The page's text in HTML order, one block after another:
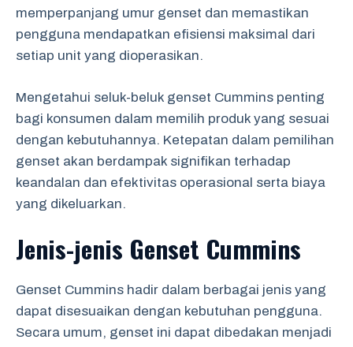
memperpanjang umur genset dan memastikan
pengguna mendapatkan efisiensi maksimal dari
setiap unit yang dioperasikan.
Mengetahui seluk-beluk genset Cummins penting
bagi konsumen dalam memilih produk yang sesuai
dengan kebutuhannya. Ketepatan dalam pemilihan
genset akan berdampak signifikan terhadap
keandalan dan efektivitas operasional serta biaya
yang dikeluarkan.
Jenis-jenis Genset Cummins
Genset Cummins hadir dalam berbagai jenis yang
dapat disesuaikan dengan kebutuhan pengguna.
Secara umum, genset ini dapat dibedakan menjadi